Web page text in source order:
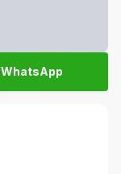
WhatsApp